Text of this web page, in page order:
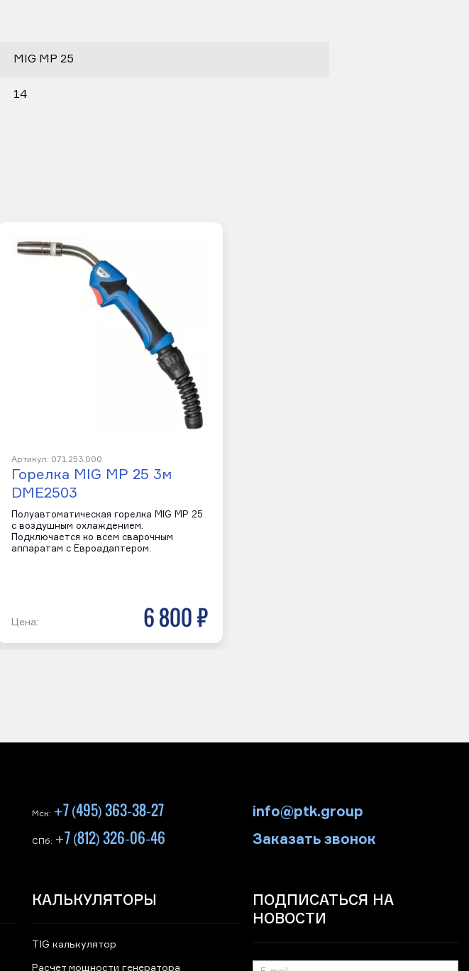
MIG MP 25
14
Артикул: 071.253.000
Горелка MIG MP 25 3м
DME2503
Полуавтоматическая горелка MIG MP 25
с воздушным охлаждением.
Подключается ко всем сварочным
аппаратам с Евроадаптером.
Цена: 6 800 р
Мск: +7 (495) 363-38-27
СПб: +7 (812) 326-06-46
info@ptk.group
Заказать звонок
КАЛЬКУЛЯТОРЫ
TIG калькулятор
Расчет мощности генератора
ПОДПИСАТЬСЯ НА
НОВОСТИ